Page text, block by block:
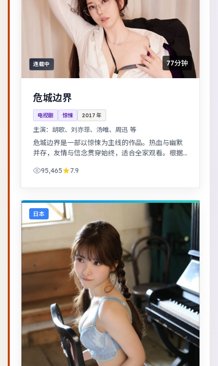
连载中 77分钟
危城边界
电视剧 惊悚 2017 年
主演： 胡歌、刘亦菲、汤唯、周迅 等
危城边界是一部以惊悚为主线的作品。热血与幽默
并存，友情与信念贯穿始终，适合全家观看。根据
95,465
7.9
日本